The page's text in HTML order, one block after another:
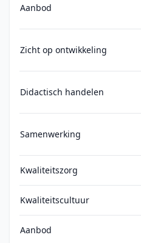
Aanbod
Zicht op ontwikkeling
Didactisch handelen
Samenwerking
Kwaliteitszorg
Kwaliteitscultuur
Aanbod